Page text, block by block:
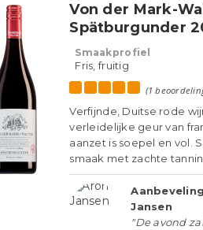
Von der Mark-
Spätburgunder
Smaakprofiel
Fris, fruitig
(1
Verfijnde, Duitse rode
verleidelijke geur van
aanzet is soepel en vol.
smaak met zachte
Jansen
"De avond